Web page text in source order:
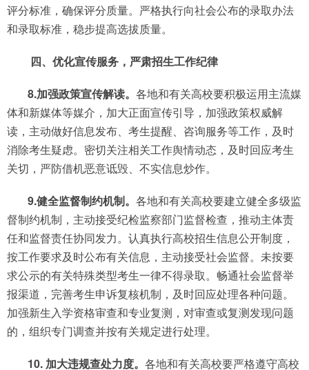
评分标准，确保评分质量。严格执行向社会公布的录取办法
和录取标准，稳步提高选拔质量。
四、优化宣传服务，严肃招生工作纪律
8.加强政策宣传解读。 各地和有关高校要积极运用主流媒
体和新媒体等媒介，加大正面宣传引导，加强政策权威解
读，主动做好信息发布、考生提醒、咨询服务等工作，及时
消除考生疑虑。密切关注相关工作舆情动态，及时回应考生
关切，严防借机恶意诋毁、不实信息炒作。
9.健全监督制约机制。 各地和有关高校要建立健全多级监
督制约机制，主动接受纪检监察部门监督检查，推动主体责
任和监督责任协同发力。认真执行高校招生信息公开制度，
按工作要求及时公布有关信息，主动接受社会监督。未按要
求公示的有关特殊类型考生一律不得录取。畅通社会监督举
报渠道，完善考生申诉复核机制，及时回应处理各种问题。
加强新生入学资格审查和专业复测，对审查或复测发现问题
的，组织专门调查并按有关规定进行处理。
10. 加大违规查处力度。 各地和有关高校要严格遵守高校